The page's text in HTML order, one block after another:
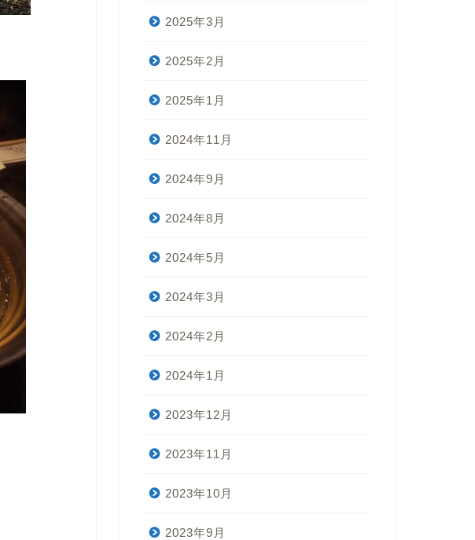
2025年3月
2025年2月
2025年1月
2024年11月
2024年9月
2024年8月
2024年5月
2024年3月
2024年2月
2024年1月
2023年12月
2023年11月
2023年10月
2023年9月